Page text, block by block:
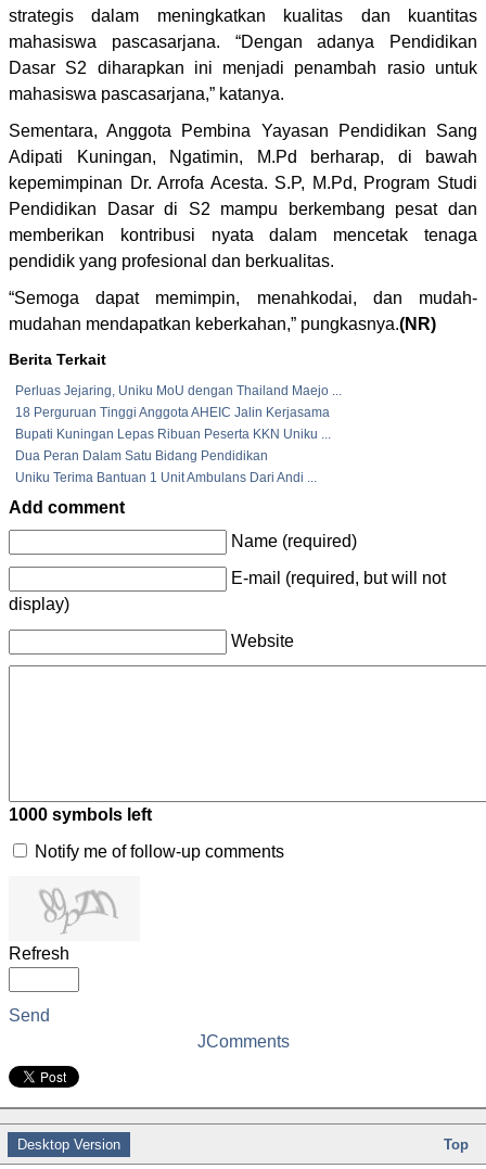
strategis dalam meningkatkan kualitas dan kuantitas
mahasiswa pascasarjana. “Dengan adanya Pendidikan
Dasar S2 diharapkan ini menjadi penambah rasio untuk
mahasiswa pascasarjana,” katanya.
Sementara, Anggota Pembina Yayasan Pendidikan Sang
Adipati Kuningan, Ngatimin, M.Pd berharap, di bawah
kepemimpinan Dr. Arrofa Acesta. S.P, M.Pd, Program Studi
Pendidikan Dasar di S2 mampu berkembang pesat dan
memberikan kontribusi nyata dalam mencetak tenaga
pendidik yang profesional dan berkualitas.
“Semoga dapat memimpin, menahkodai, dan mudah-
mudahan mendapatkan keberkahan,” pungkasnya.(NR)
Berita Terkait
Perluas Jejaring, Uniku MoU dengan Thailand Maejo ...
18 Perguruan Tinggi Anggota AHEIC Jalin Kerjasama
Bupati Kuningan Lepas Ribuan Peserta KKN Uniku ...
Dua Peran Dalam Satu Bidang Pendidikan
Uniku Terima Bantuan 1 Unit Ambulans Dari Andi ...
Add comment
Name (required)
E-mail (required, but will not
display)
Website
1000 symbols left
Notify me of follow-up comments
Refresh
Send
JComments
Desktop Version Top